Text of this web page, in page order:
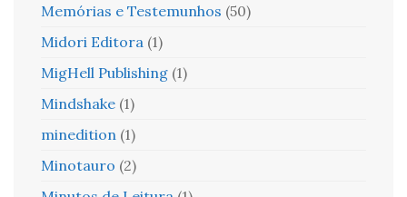
Memórias e Testemunhos (50)
Midori Editora (1)
MigHell Publishing (1)
Mindshake (1)
minedition (1)
Minotauro (2)